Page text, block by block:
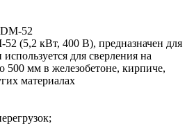
52
(5,2 кВт, 400 В), предназначен для
для сверления на
500 мм в железобетоне, кирпиче,
материалах